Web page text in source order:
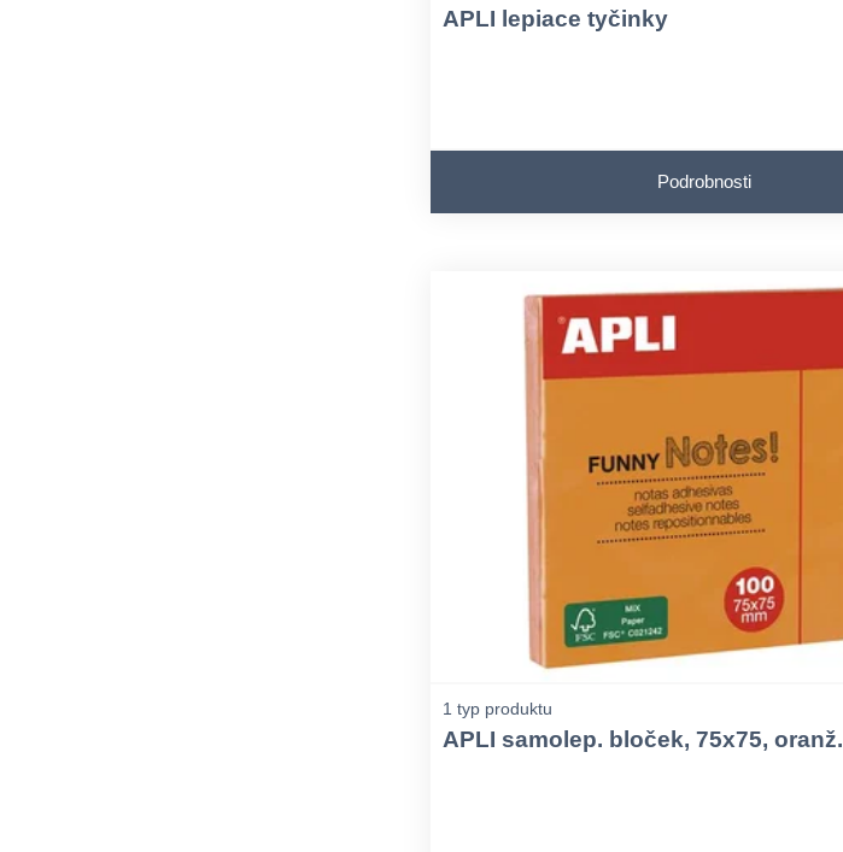
APLI lepiace tyčinky
Podrobnosti
1 typ produktu
APLI samolep. bloček, 75x75, oranž.